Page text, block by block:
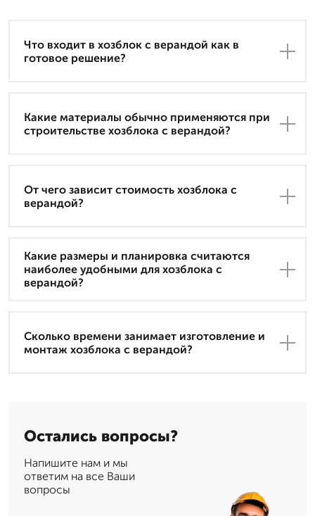
Что входит в хозблок с верандой как в
готовое решение?
Какие материалы обычно применяются при
строительстве хозблока с верандой?
От чего зависит стоимость хозблока с
верандой?
Какие размеры и планировка считаются
наиболее удобными для хозблока с
верандой?
Сколько времени занимает изготовление и
монтаж хозблока с верандой?
Остались вопросы?
Напишите нам и мы
ответим на все Ваши
вопросы